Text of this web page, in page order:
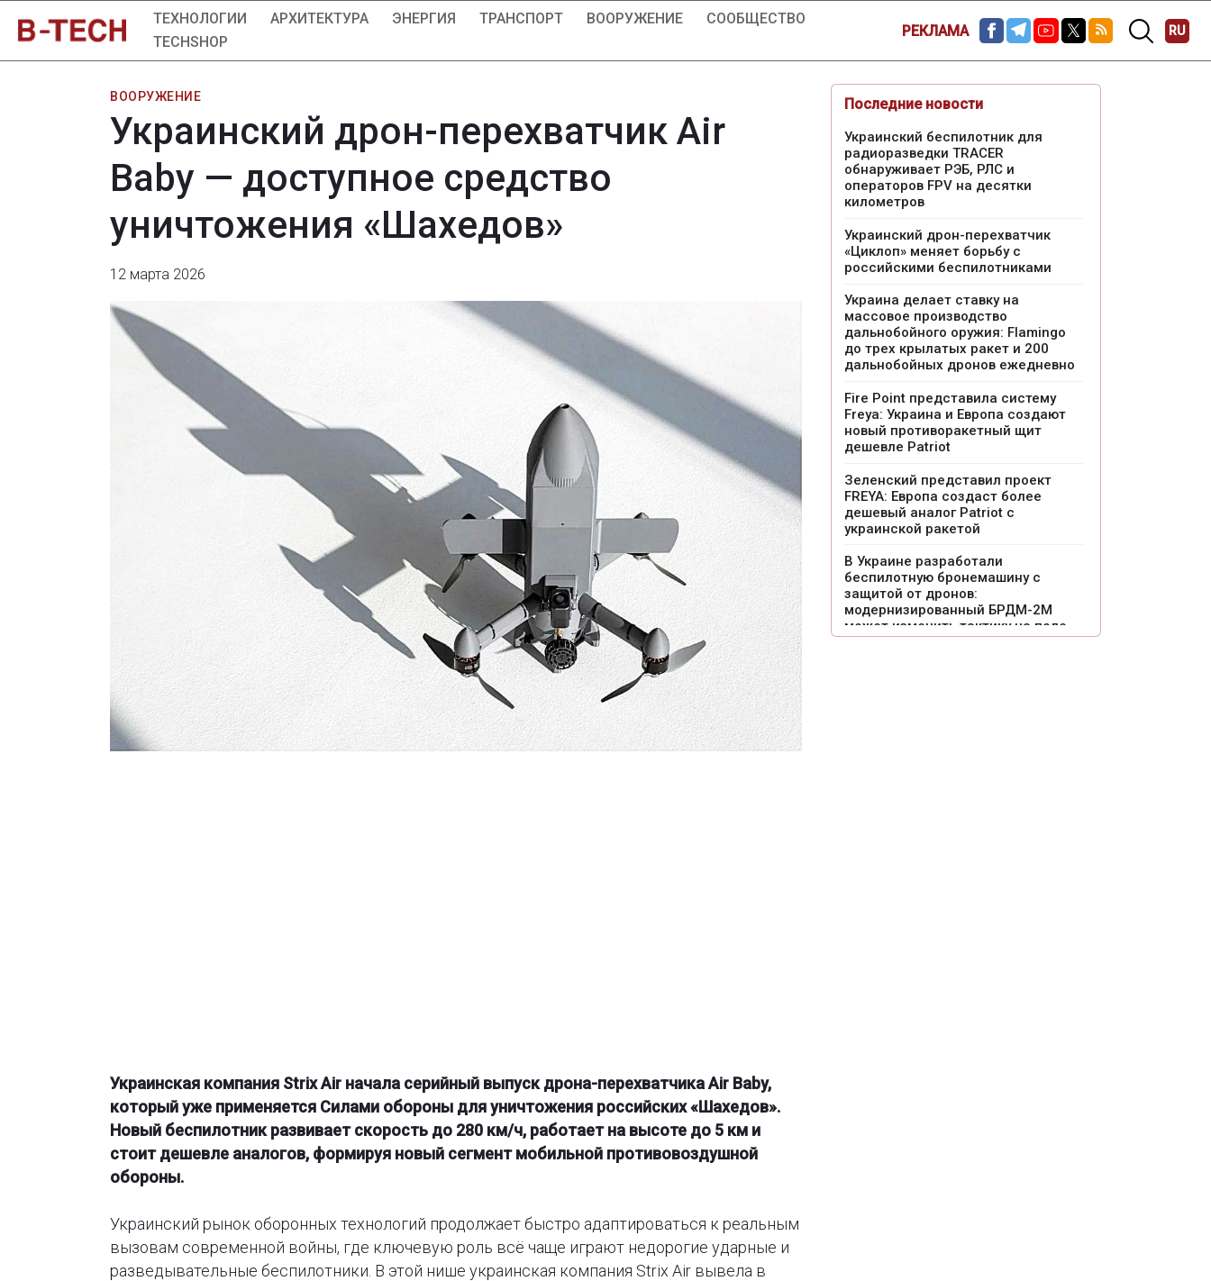
ТЕХНОЛОГИИ АРХИТЕКТУРА ЭНЕРГИЯ ТРАНСПОРТ ВООРУЖЕНИЕ
СООБЩЕСТВО
TECHSHOP
РЕКЛАМА RU
ВООРУЖЕНИЕ
Украинский дрон-перехватчик Air
Baby — доступное средство
уничтожения «Шахедов»
12 марта 2026
Украинская компания Strix Air начала серийный выпуск дрона-перехватчика Air Baby,
который уже применяется Силами обороны для уничтожения российских «Шахедов».
Новый беспилотник развивает скорость до 280 км/ч, работает на высоте до 5 км и
стоит дешевле аналогов, формируя новый сегмент мобильной противовоздушной
обороны.
Украинский рынок оборонных технологий продолжает быстро адаптироваться к реальным
вызовам современной войны, где ключевую роль всё чаще играют недорогие ударные и
разведывательные беспилотники. В этой нише украинская компания Strix Air вывела в
Последние новости
Украинский беспилотник для
радиоразведки TRACER
обнаруживает РЭБ, РЛС и
операторов FPV на десятки
километров
Украинский дрон-перехватчик
«Циклоп» меняет борьбу с
российскими беспилотниками
Украина делает ставку на
массовое производство
дальнобойного оружия: Flamingo
до трех крылатых ракет и 200
дальнобойных дронов ежедневно
Fire Point представила систему
Freya: Украина и Европа создают
новый противоракетный щит
дешевле Patriot
Зеленский представил проект
FREYA: Европа создаст более
дешевый аналог Patriot с
украинской ракетой
В Украине разработали
беспилотную бронемашину с
защитой от дронов:
модернизированный БРДМ-2М
может изменить тактику на поле
боя